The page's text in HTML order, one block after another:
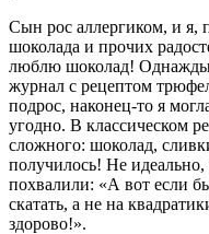
Сын рос аллергиком, и я,
шоколада и прочих
люблю шоколад! Однажды
журнал с рецептом
подрос, наконец-то я
угодно. В классическом
сложного: шоколад,
получилось! Не идеально,
похвалили: «А вот если
скатать, а не на
здорово!».